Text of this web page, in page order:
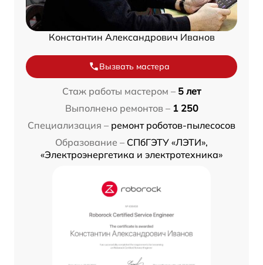
Константин Александрович Иванов
Вызвать мастера
Стаж работы мастером – 5 лет
Выполнено ремонтов – 1 250
Специализация – ремонт роботов-пылесосов
Образование – СПбГЭТУ «ЛЭТИ»,
«Электроэнергетика и электротехника»